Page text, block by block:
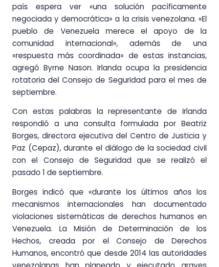
país espera ver «una solución pacíficamente
negociada y democrática» a la crisis venezolana. «El
pueblo de Venezuela merece el apoyo de la
comunidad internacional», además de una
«respuesta más coordinada» de estas instancias,
agregó Byrne Nason. Irlanda ocupa la presidencia
rotatoria del Consejo de Seguridad para el mes de
septiembre.
Con estas palabras la representante de Irlanda
respondió a una consulta formulada por Beatriz
Borges, directora ejecutiva del Centro de Justicia y
Paz (Cepaz), durante el diálogo de la sociedad civil
con el Consejo de Seguridad que se realizó el
pasado 1 de septiembre.
Borges indicó que «durante los últimos años los
mecanismos internacionales han documentado
violaciones sistemáticas de derechos humanos en
Venezuela. La Misión de Determinación de los
Hechos, creada por el Consejo de Derechos
Humanos, encontró que desde 2014 las autoridades